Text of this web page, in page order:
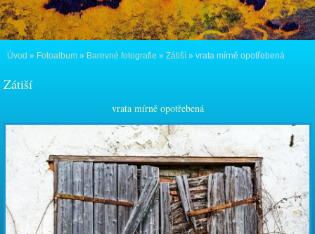
Úvod » Fotoalbum » Barevné fotografie » Zátiší » vrata mírně opotřebená
Zátiší
vrata mírně opotřebená